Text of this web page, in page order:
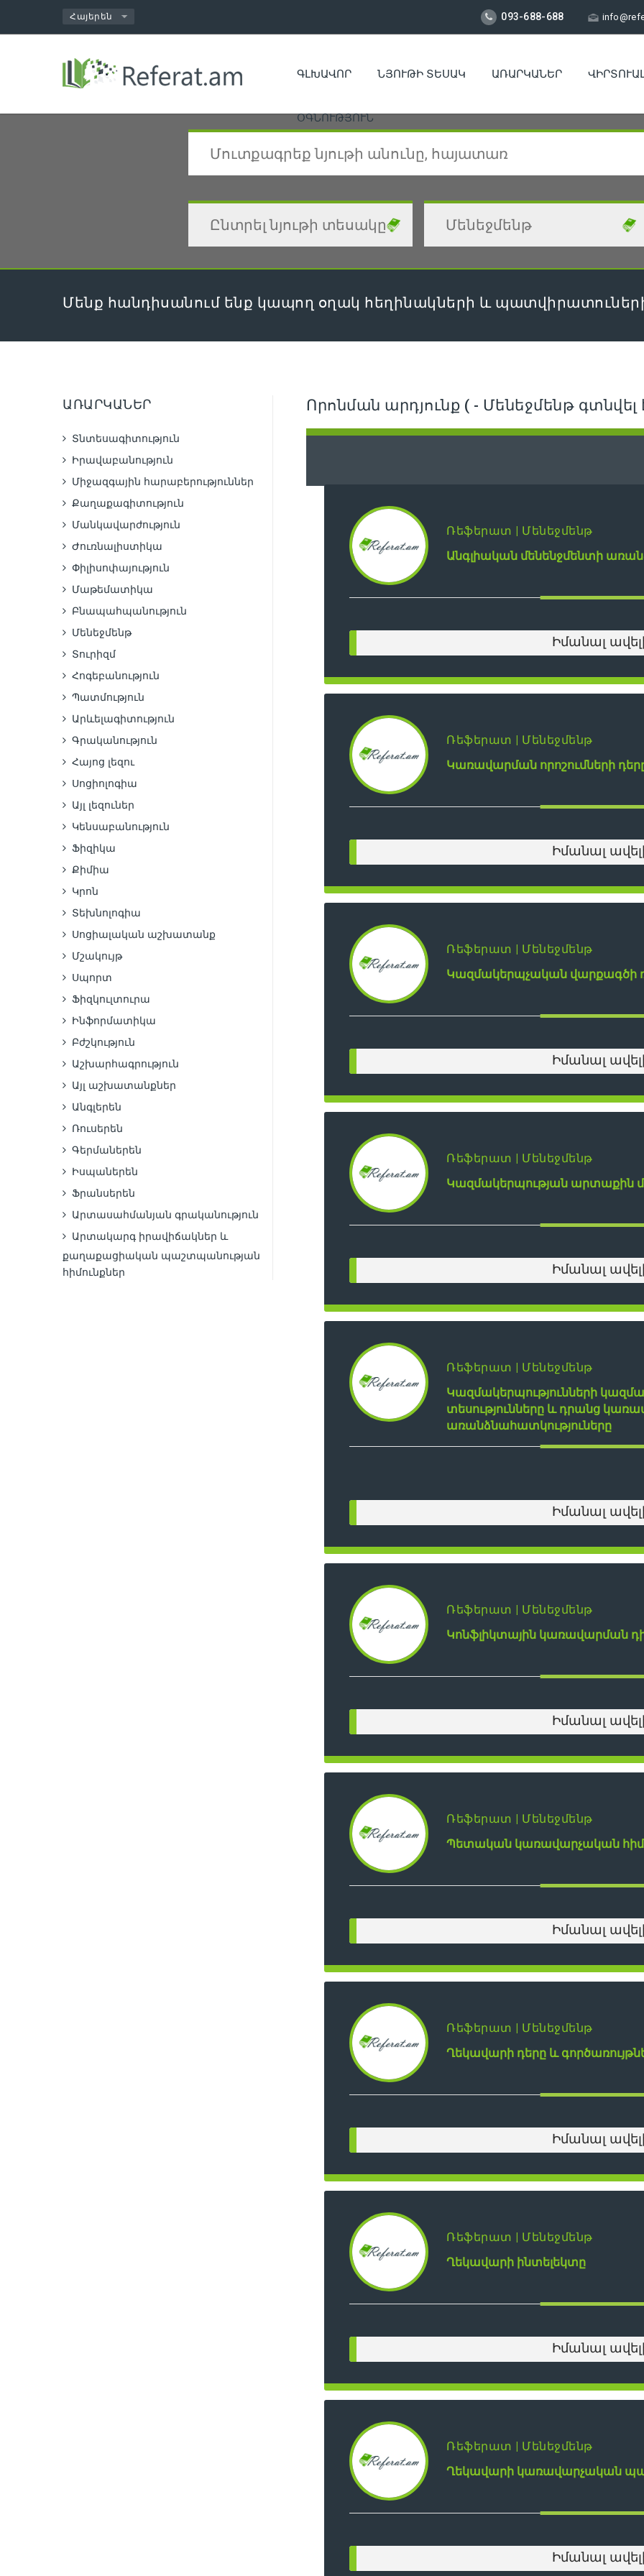
093-688-688
ԳԼԽԱՎՈՐ ՆՅՈՒԹԻ ՏԵՍԱԿ ԱՌԱՐԿԱՆԵՐ
ՕԳՆՈՒԹՅՈՒՆ
Մենք հանդիսանում ենք կապող օղակ հեղինակների և
ԱՌԱՐԿԱՆԵՐ
Տնտեսագիտություն
Իրավաբանություն
Միջազգային հարաբերություններ
Քաղաքագիտություն
Մանկավարժություն
Ժուռնալիստիկա
Փիլիսոփայություն
Մաթեմատիկա
Բնապահպանություն
Մենեջմենթ
Տուրիզմ
Հոգեբանություն
Պատմություն
Արևելագիտություն
Գրականություն
Հայոց լեզու
Սոցիոլոգիա
Այլ լեզուներ
Կենսաբանություն
Ֆիզիկա
Քիմիա
Կրոն
Տեխնոլոգիա
Սոցիալական աշխատանք
Մշակույթ
Սպորտ
Ֆիզկուլտուրա
Ինֆորմատիկա
Բժշկություն
Աշխարհագրություն
Այլ աշխատանքներ
Անգլերեն
Ռուսերեն
Գերմաներեն
Իսպաներեն
Ֆրանսերեն
Արտասահմանյան գրականություն
Արտակարգ իրավիճակներ և
քաղաքացիական պաշտպանության
հիմունքներ
Որոնման արդյունք ( - Մենեջմենթ գտնվել
Ռեֆերատ | Մենեջմենթ
Անգլիական մենենջմենտի
Իմանալ
Ռեֆերատ | Մենեջմենթ
Կառավարման որոշումների
Իմանալ
Ռեֆերատ | Մենեջմենթ
Կազմակերպչական վարքագծի
Իմանալ
Ռեֆերատ | Մենեջմենթ
Կազմակերպության արտաքին
Իմանալ
Ռեֆերատ | Մենեջմենթ
Կազմակերպությունների
տեսությունները և դրանց
առանձնահատկություները
Իմանալ
Ռեֆերատ | Մենեջմենթ
Կոն‎ֆլիկտային կառավարման
Իմանալ
Ռեֆերատ | Մենեջմենթ
Պետական կառավարչական
Իմանալ
Ռեֆերատ | Մենեջմենթ
Ղեկավարի դերը և
Իմանալ
Ռեֆերատ | Մենեջմենթ
Ղեկավարի ինտելեկտը
Իմանալ
Ռեֆերատ | Մենեջմենթ
Ղեկավարի կառավարչական
Իմանալ